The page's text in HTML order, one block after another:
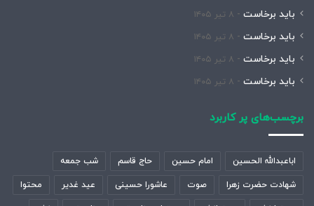
باید برخاست ۸ تیر ۱۴۰۵
باید برخاست ۸ تیر ۱۴۰۵
باید برخاست ۸ تیر ۱۴۰۵
باید برخاست ۸ تیر ۱۴۰۵
برچسب‌های پر کاربرد
اباعبدالله الحسین امام حسین حاج قاسم شب جمعه
شهادت حضرت زهرا صوت عاشورا حسینی عید غدیر محتوا